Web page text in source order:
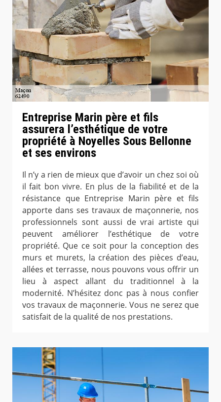
Entreprise Marin père et fils
assurera l’esthétique de votre
propriété à Noyelles Sous Bellonne
et ses environs
Il n’y a rien de mieux que d’avoir un chez soi où
il fait bon vivre. En plus de la fiabilité et de la
résistance que Entreprise Marin père et fils
apporte dans ses travaux de maçonnerie, nos
professionnels sont aussi de vrai artiste qui
peuvent améliorer l’esthétique de votre
propriété. Que ce soit pour la conception des
murs et murets, la création des pièces d’eau,
allées et terrasse, nous pouvons vous offrir un
lieu à aspect allant du traditionnel à la
modernité. N’hésitez donc pas à nous confier
vos travaux de maçonnerie. Vous ne serez que
satisfait de la qualité de nos prestations.